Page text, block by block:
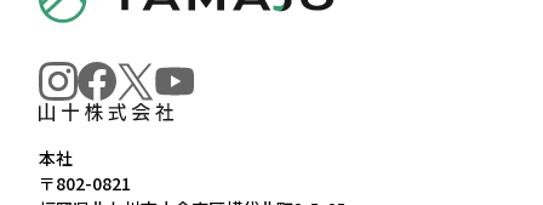
本社
〒802-0821